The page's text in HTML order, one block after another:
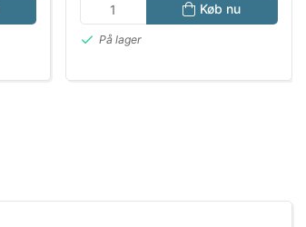
Køb nu
På lager